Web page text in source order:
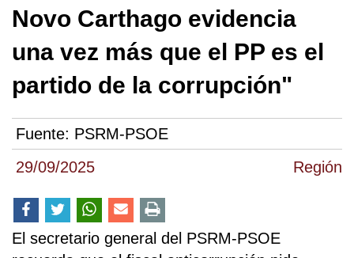
29/09/2025 Región
Novo Carthago evidencia
una vez más que el PP es el
partido de la corrupción"
Fuente: PSRM-PSOE
El secretario general del PSRM-PSOE